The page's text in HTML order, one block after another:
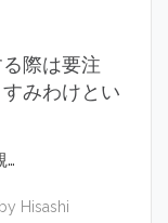
際は要注
みわけとい
…
Hisashi